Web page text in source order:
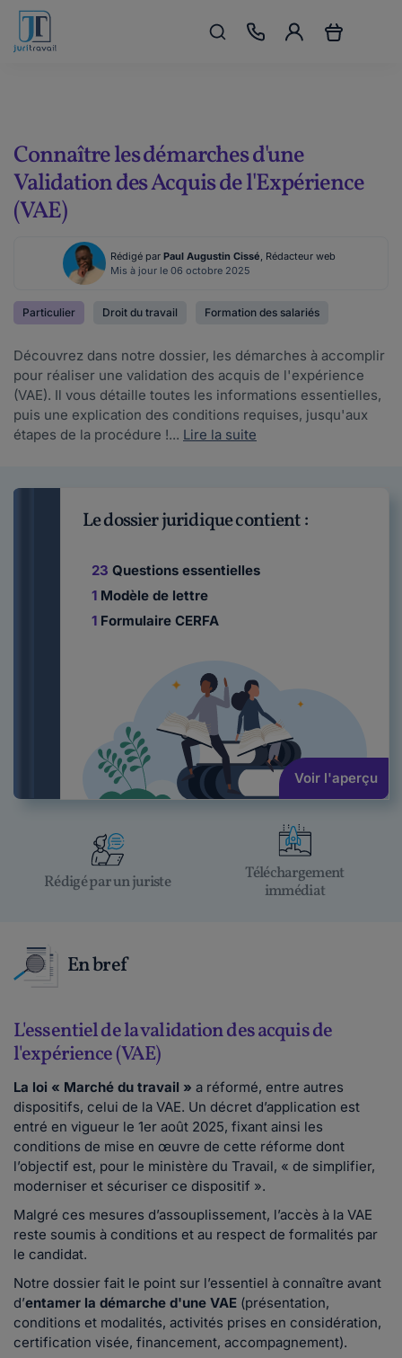
Le dossier juridique contient :
23 Questions essentielles
1 Modèle de lettre
1 Formulaire CERFA
Voir l'aperçu
Connaître les démarches d'une
Validation des Acquis de l'Expérience
(VAE)
Rédigé par Paul Augustin Cissé, Rédacteur web
Mis à jour le 06 octobre 2025
Particulier Droit du travail Formation des salariés
Découvrez dans notre dossier, les démarches à accomplir
pour réaliser une validation des acquis de l'expérience
(VAE). Il vous détaille toutes les informations essentielles,
puis une explication des conditions requises, jusqu'aux
étapes de la procédure !... Lire la suite
Rédigé par un juriste
Téléchargement
immédiat
En bref
L'essentiel de la validation des acquis de
l'expérience (VAE)
La loi « Marché du travail » a réformé, entre autres
dispositifs, celui de la VAE. Un décret d’application est
entré en vigueur le 1er août 2025, fixant ainsi les
conditions de mise en œuvre de cette réforme dont
l’objectif est, pour le ministère du Travail, « de simplifier,
moderniser et sécuriser ce dispositif ».
Malgré ces mesures d’assouplissement, l’accès à la VAE
reste soumis à conditions et au respect de formalités par
le candidat.
Notre dossier fait le point sur l’essentiel à connaître avant
d’entamer la démarche d'une VAE (présentation,
conditions et modalités, activités prises en considération,
certification visée, financement, accompagnement).